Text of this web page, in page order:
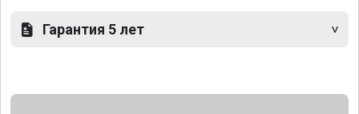
Гарантия 5 лет